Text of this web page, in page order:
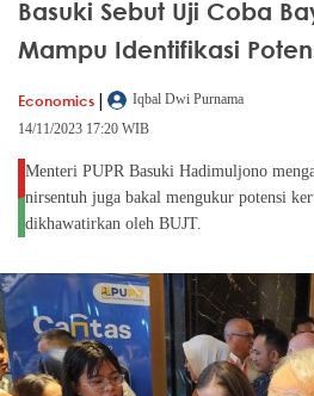
Basuki Sebut Uji Coba
Mampu Identifikasi
Economics |
Iqbal Dwi Purnama
14/11/2023 17:20 WIB
Menteri PUPR Basuki Hadimuljono
nirsentuh juga bakal mengukur potensi
dikhawatirkan oleh BUJT.